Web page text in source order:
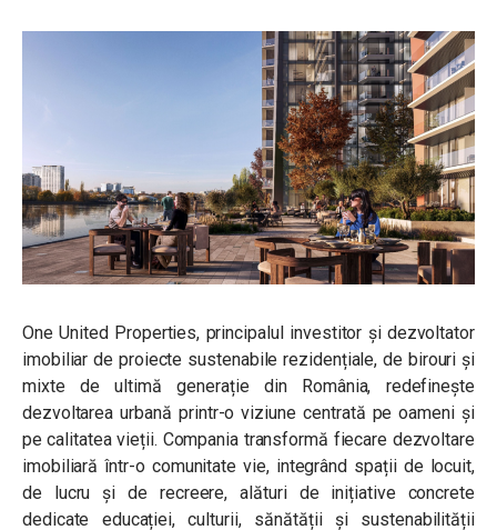
One United Properties, principalul investitor și dezvoltator
imobiliar de proiecte sustenabile rezidențiale, de birouri și
mixte de ultimă generație din România, redefinește
dezvoltarea urbană printr-o viziune centrată pe oameni și
pe calitatea vieții. Compania transformă fiecare dezvoltare
imobiliară într-o comunitate vie, integrând spații de locuit,
de lucru și de recreere, alături de inițiative concrete
dedicate educației, culturii, sănătății și sustenabilității